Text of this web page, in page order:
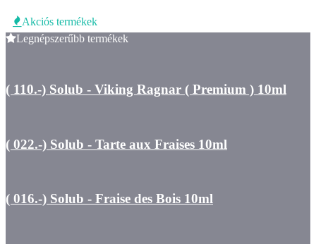
Akciós termékek
Legnépszerűbb termékek
( 110.-) Solub - Viking Ragnar ( Premium ) 10ml
( 022.-) Solub - Tarte aux Fraises 10ml
( 016.-) Solub - Fraise des Bois 10ml